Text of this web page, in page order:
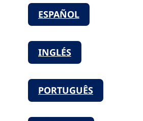
ESPAÑOL
INGLÉS
PORTUGUÊS